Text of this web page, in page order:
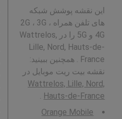
این نقشه پوشش شبکه
های تلفن همراه 2G ، 3G ،
4G و 5G را در Wattrelos,
Lille, Nord, Hauts-de-
France . همچنین ببینید:
نقشه بیت ریت موبایل در
Wattrelos, Lille, Nord,
Hauts-de-France
.
Orange Mobile